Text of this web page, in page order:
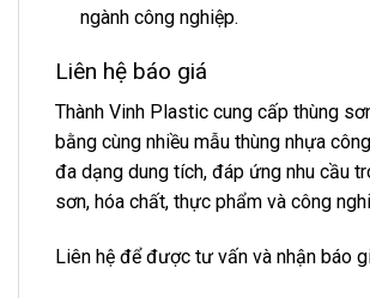
ngành công nghiệp.
Liên hệ báo giá
Thành Vinh Plastic cung cấp thùng
bằng cùng nhiều mẫu thùng nhựa
đa dạng dung tích, đáp ứng nhu cầu
sơn, hóa chất, thực phẩm và công
Liên hệ để được tư vấn và nhận báo